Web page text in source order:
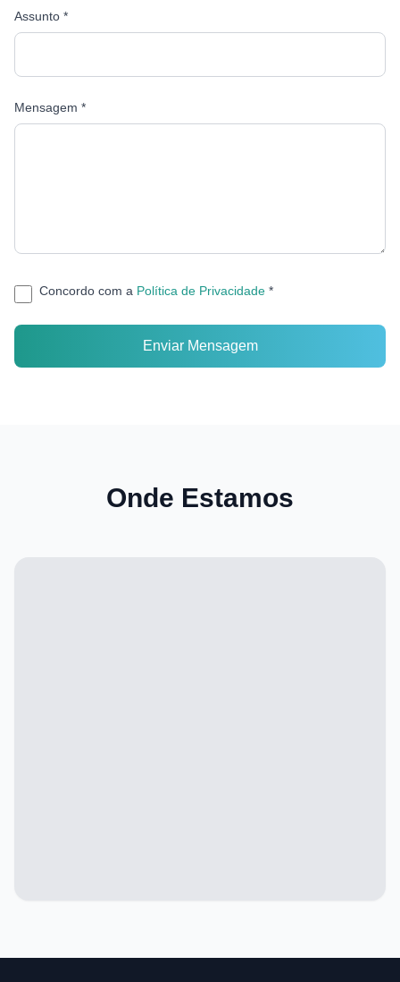
Assunto *
Mensagem *
Concordo com a Política de Privacidade *
Enviar Mensagem
Onde Estamos